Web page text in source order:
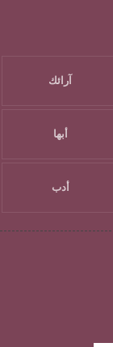
آرائك
أبها
أدب